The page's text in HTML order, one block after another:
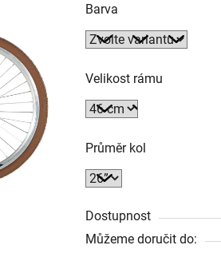
Barva
Velikost rámu
Průměr kol
Dostupnost
Můžeme doručit do: